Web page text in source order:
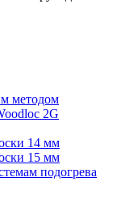
методом
2G
14 мм
15 мм
подогрева